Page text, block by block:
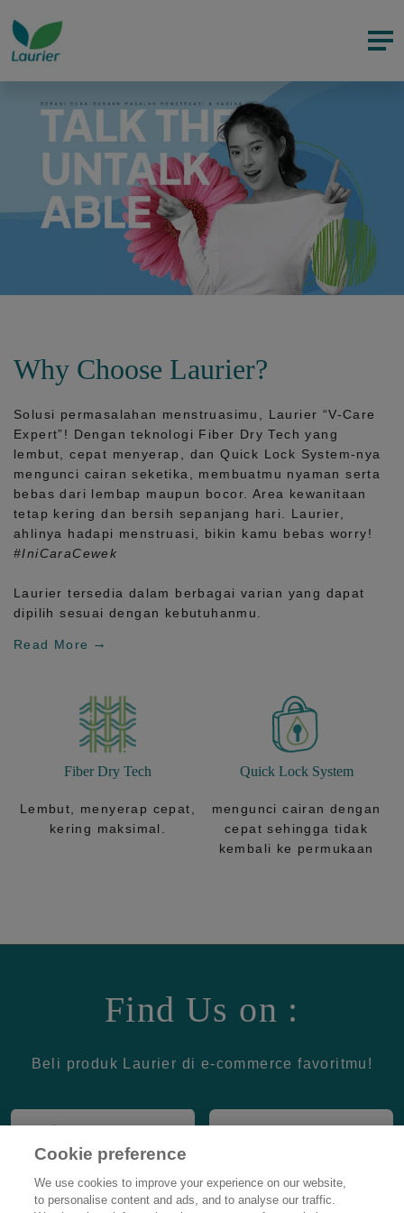
Why Choose Laurier?
Solusi permasalahan menstruasimu, Laurier “V-Care
Expert”! Dengan teknologi Fiber Dry Tech yang
lembut, cepat menyerap, danQuick Lock System-nya
mengunci cairan seketika, membuatmu nyaman serta
bebas dari lembap maupun bocor. Area kewanitaan
tetap kering dan bersih sepanjang hari.
Laurier,
ahlinya hadapi menstruasi, bikin kamu bebas worry!
#IniCaraCewek
Laurier tersedia dalam berbagai varian yang dapat
dipilih sesuai dengan kebutuhanmu.
Read More
Fiber Dry Tech
Lembut, menyerap cepat,
kering maksimal.
Quick Lock System
mengunci cairan dengan
cepat sehingga tidak
kembali ke permukaan
Find Us on :
Beli produk Laurier di e-commerce favoritmu!
Cookie preference
We use cookies to improve your experience on our website,
to personalise content and ads, and to analyse our traffic.